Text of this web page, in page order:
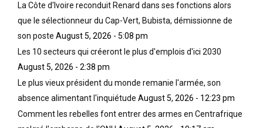
La Côte d'Ivoire reconduit Renard dans ses fonctions alors
que le sélectionneur du Cap-Vert, Bubista, démissionne de
son poste August 5, 2026 - 5:08 pm
Les 10 secteurs qui créeront le plus d'emplois d'ici 2030
August 5, 2026 - 2:38 pm
Le plus vieux président du monde remanie l'armée, son
absence alimentant l'inquiétude August 5, 2026 - 12:23 pm
Comment les rebelles font entrer des armes en Centrafrique